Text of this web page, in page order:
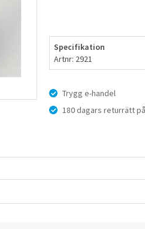
Specifikation
Artnr: 2921
Trygg e-handel
180 dagars returrätt